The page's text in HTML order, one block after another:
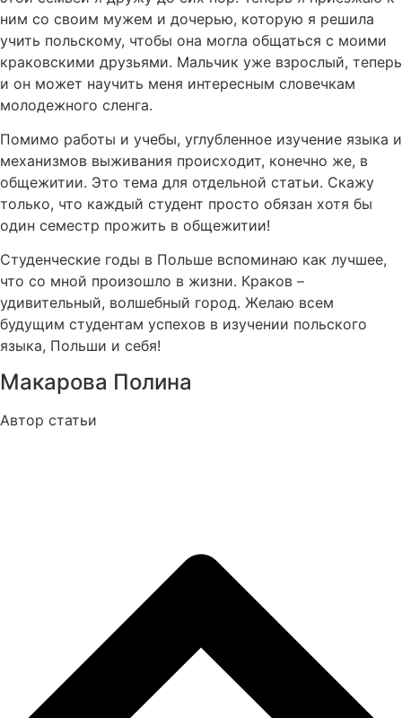
ним со своим мужем и дочерью, которую я решила
учить польскому, чтобы она могла общаться с моими
краковскими друзьями. Мальчик уже взрослый, теперь
и он может научить меня интересным словечкам
молодежного сленга.
Помимо работы и учебы, углубленное изучение языка и
механизмов выживания происходит, конечно же, в
общежитии. Это тема для отдельной статьи. Скажу
только, что каждый студент просто обязан хотя бы
один семестр прожить в общежитии!
Студенческие годы в Польше вспоминаю как лучшее,
что со мной произошло в жизни. Краков –
удивительный, волшебный город. Желаю всем
будущим студентам успехов в изучении польского
языка, Польши и себя!
Макарова Полина
Автор статьи